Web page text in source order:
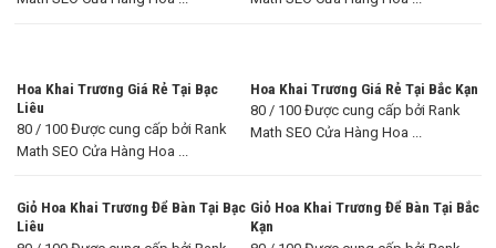
Hoa Khai Trương Giá Rẻ Tại Bạc
Liêu
80 / 100 Được cung cấp bởi Rank
Math SEO Cửa Hàng Hoa ...
Hoa Khai Trương Giá Rẻ Tại Bắc Kạn
80 / 100 Được cung cấp bởi Rank
Math SEO Cửa Hàng Hoa ...
Giỏ Hoa Khai Trương Để Bàn Tại Bạc
Liêu
Giỏ Hoa Khai Trương Để Bàn Tại Bắc
Kạn